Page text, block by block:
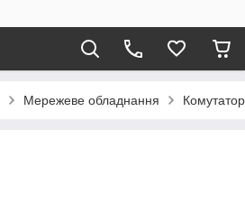
Мережеве обладнання